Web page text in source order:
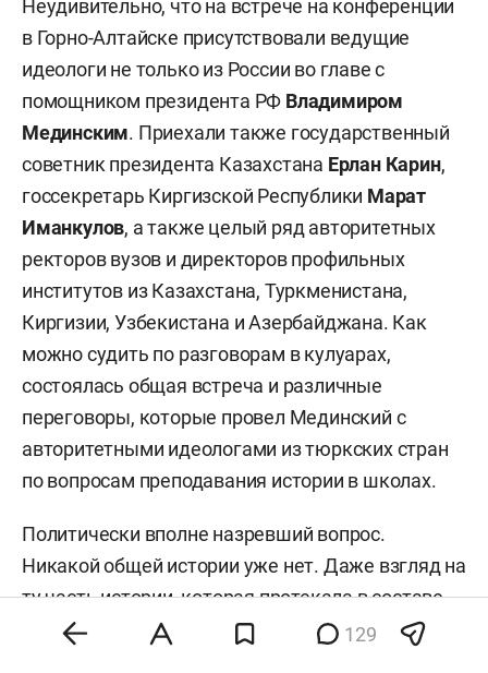
Неудивительно, что на встрече на конференции
в Горно-Алтайске присутствовали ведущие
идеологи не только из России во главе с
помощником президента РФ Владимиром
Мединским. Приехали также государственный
советник президента Казахстана Ерлан Карин,
госсекретарь Киргизской Республики Марат
Иманкулов, а также целый ряд авторитетных
ректоров вузов и директоров профильных
институтов из Казахстана, Туркменистана,
Киргизии, Узбекистана и Азербайджана. Как
можно судить по разговорам в кулуарах,
состоялась общая встреча и различные
переговоры, которые провел Мединский с
авторитетными идеологами из тюркских стран
по вопросам преподавания истории в школах.
Политически вполне назревший вопрос.
Никакой общей истории уже нет. Даже взгляд на
ту часть истории, которая протекала в составе
России и Советского Союза, стал настолько
129